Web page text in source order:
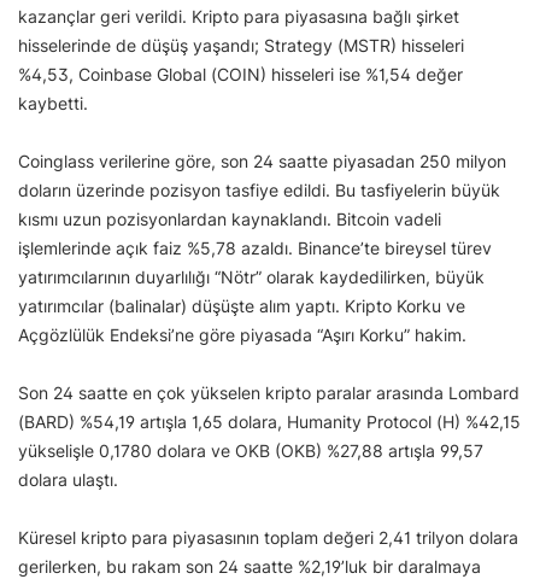
kazançlar geri verildi. Kripto para piyasasına bağlı şirket
hisselerinde de düşüş yaşandı; Strategy (MSTR) hisseleri
%4,53, Coinbase Global (COIN) hisseleri ise %1,54 değer
kaybetti.
Coinglass verilerine göre, son 24 saatte piyasadan 250 milyon
doların üzerinde pozisyon tasfiye edildi. Bu tasfiyelerin büyük
kısmı uzun pozisyonlardan kaynaklandı. Bitcoin vadeli
işlemlerinde açık faiz %5,78 azaldı. Binance’te bireysel türev
yatırımcılarının duyarlılığı “Nötr” olarak kaydedilirken, büyük
yatırımcılar (balinalar) düşüşte alım yaptı. Kripto Korku ve
Açgözlülük Endeksi’ne göre piyasada “Aşırı Korku” hakim.
Son 24 saatte en çok yükselen kripto paralar arasında Lombard
(BARD) %54,19 artışla 1,65 dolara, Humanity Protocol (H) %42,15
yükselişle 0,1780 dolara ve OKB (OKB) %27,88 artışla 99,57
dolara ulaştı.
Küresel kripto para piyasasının toplam değeri 2,41 trilyon dolara
gerilerken, bu rakam son 24 saatte %2,19’luk bir daralmaya